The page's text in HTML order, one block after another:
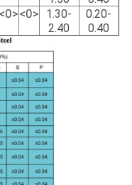
<0><0>
1.30-
2.40
0.20-
0.40